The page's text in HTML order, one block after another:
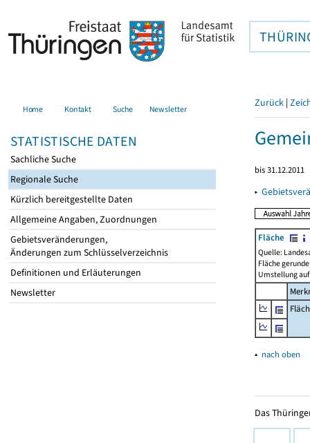
Home Kontakt Suche Newsletter
STATISTISCHE DATEN
Sachliche Suche
Regionale Suche
Kürzlich bereitgestellte Daten
Allgemeine Angaben, Zuordnungen
Gebietsveränderungen,
Änderungen zum Schlüsselverzeichnis
Definitionen und Erläuterungen
Newsletter
Zurück |
bis 31.12.2011
▸
Fläche
Quelle:
Fläche
Umstellung
▴ nach oben
Das